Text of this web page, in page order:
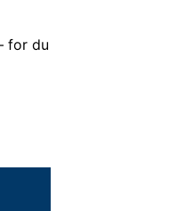
for du